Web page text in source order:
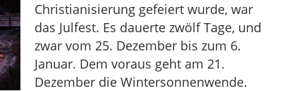
Christianisierung gefeiert wurde, war
das Julfest. Es dauerte zwölf Tage, und
zwar vom 25. Dezember bis zum 6.
Januar. Dem voraus geht am 21.
Dezember die Wintersonnenwende.